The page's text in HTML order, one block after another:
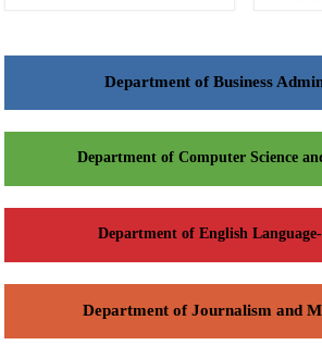
Department of Business
Department of Computer Science
Department of English
Department of Journalism and